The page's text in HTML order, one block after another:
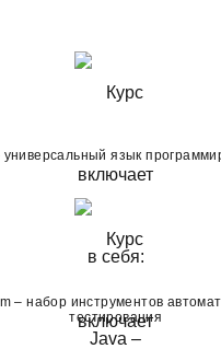
универсальный язык
– набор инструментов
тестирования